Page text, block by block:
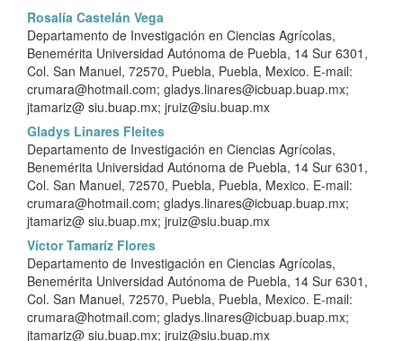
Barra
lateral
del
artículo
C
o
n
t
e
n
i
d
o
p
r
Rosalía Castelán Vega
Departamento de Investigación en Ciencias Agrícolas,
Benemérita Universidad Autónoma de Puebla, 14 Sur 6301,
Col. San Manuel, 72570, Puebla, Puebla, Mexico. E-mail:
crumara@hotmail.com; gladys.linares@icbuap.buap.mx;
jtamariz@ siu.buap.mx; jruiz@siu.buap.mx
Gladys Linares Fleites
Departamento de Investigación en Ciencias Agrícolas,
Benemérita Universidad Autónoma de Puebla, 14 Sur 6301,
Col. San Manuel, 72570, Puebla, Puebla, Mexico. E-mail:
crumara@hotmail.com; gladys.linares@icbuap.buap.mx;
jtamariz@ siu.buap.mx; jruiz@siu.buap.mx
Víctor Tamaríz Flores
Departamento de Investigación en Ciencias Agrícolas,
Benemérita Universidad Autónoma de Puebla, 14 Sur 6301,
Col. San Manuel, 72570, Puebla, Puebla, Mexico. E-mail:
crumara@hotmail.com; gladys.linares@icbuap.buap.mx;
jtamariz@ siu.buap.mx; jruiz@siu.buap.mx